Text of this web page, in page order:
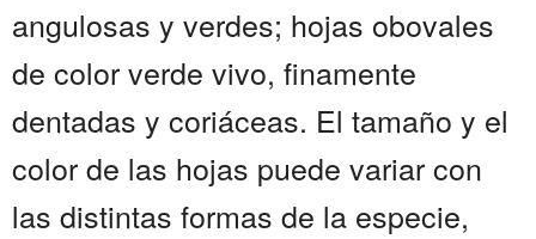
angulosas y verdes; hojas obovales
de color verde vivo, finamente
dentadas y coriáceas. El tamaño y el
color de las hojas puede variar con
las distintas formas de la especie,